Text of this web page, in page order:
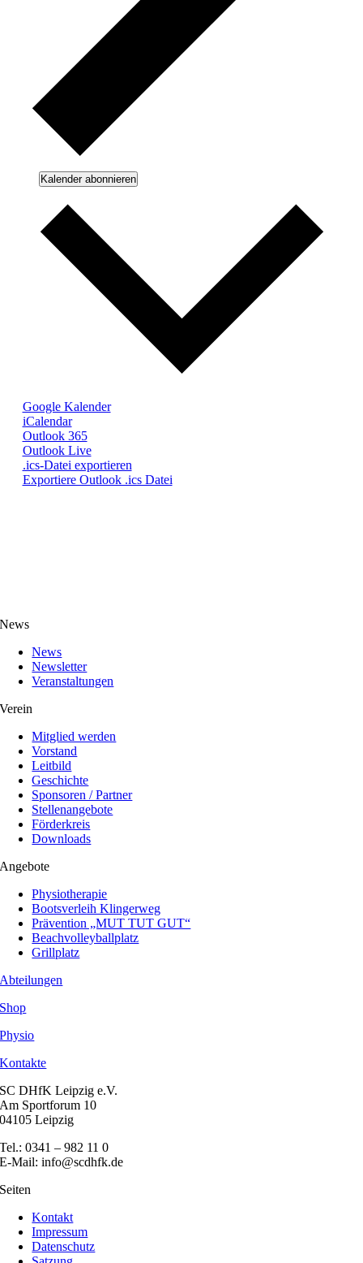
Kalender abonnieren
Google Kalender
iCalendar
Outlook 365
Outlook Live
.ics-Datei exportieren
Exportiere Outlook .ics Datei
News
News
Newsletter
Veranstaltungen
Verein
Mitglied werden
Vorstand
Leitbild
Geschichte
Sponsoren / Partner
Stellenangebote
Förderkreis
Downloads
Angebote
Physiotherapie
Bootsverleih Klingerweg
Prävention „MUT TUT GUT“
Beachvolleyballplatz
Grillplatz
Abteilungen
Shop
Physio
Kontakte
SC DHfK Leipzig e.V.
Am Sportforum 10
04105 Leipzig
Tel.: 0341 – 982 11 0
E-Mail: info@scdhfk.de
Seiten
Kontakt
Impressum
Datenschutz